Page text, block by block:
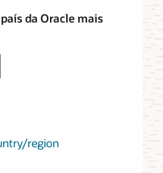
da Oracle mais
region